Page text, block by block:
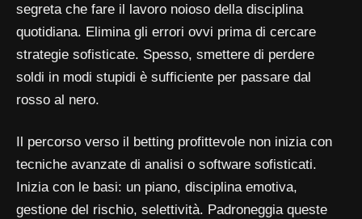
segreta che fare il lavoro noioso della disciplina
quotidiana. Elimina gli errori ovvi prima di cercare
strategie sofisticate. Spesso, smettere di perdere
soldi in modi stupidi è sufficiente per passare dal
rosso al nero.
Il percorso verso il betting profittevole non inizia con
tecniche avanzate di analisi o software sofisticati.
Inizia con le basi: un piano, disciplina emotiva,
gestione del rischio, selettività. Padroneggia queste